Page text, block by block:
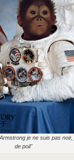
je ne suis pas
de poil"